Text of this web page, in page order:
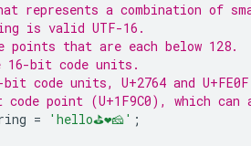
represents a combination of
is valid UTF-16.
that are each below 128.
bit code units.
code units, U+2764 and
point (U+1F9C0), which can
= 'hello⛳❤️🧀' ;